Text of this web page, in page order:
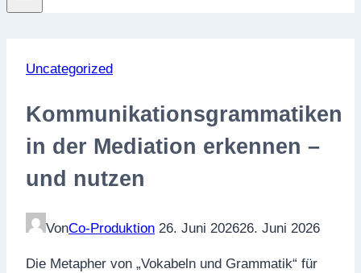
Uncategorized
Kommunikationsgrammatiken
in der Mediation erkennen –
und nutzen
VonCo-Produktion 26. Juni 202626. Juni 2026
Die Metapher von „Vokabeln und Grammatik“ für